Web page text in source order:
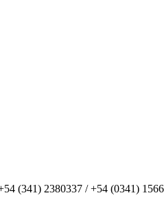
(341) 2380337 / +54 (0341)